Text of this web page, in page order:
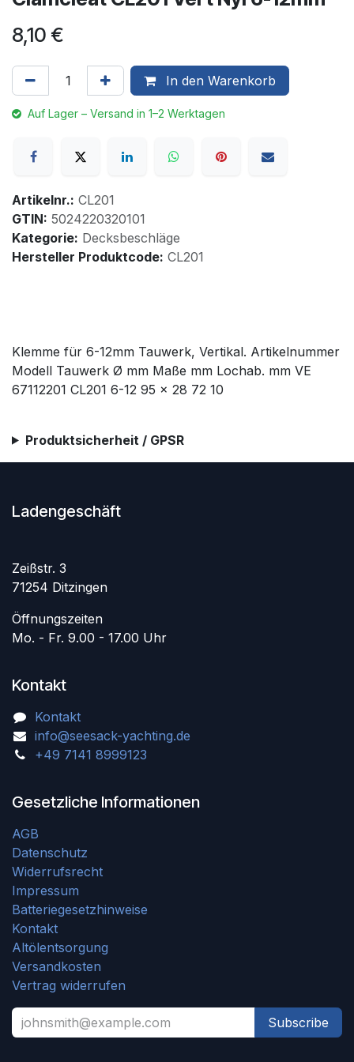
8,10 €
In den Warenkorb
Auf Lager – Versand in 1–2 Werktagen
Artikelnr.: CL201
GTIN: 5024220320101
Kategorie: Decksbeschläge
Hersteller Produktcode: CL201
Klemme für 6-12mm Tauwerk, Vertikal. Artikelnummer
Modell Tauwerk Ø mm Maße mm Lochab. mm VE
67112201 CL201 6-12 95 x 28 72 10
Produktsicherheit / GPSR
Ladengeschäft
Zeißstr. 3
71254 Ditzingen
Öffnungszeiten
Mo. - Fr. 9.00 - 17.00 Uhr
Kontakt
Kontakt
info@seesack-yachting.de
+49 7141 8999123
Gesetzliche Informationen
AGB
Datenschutz
Widerrufsrecht
Impressum
Batteriegesetzhinweise
Kontakt
Altölentsorgung
Versandkosten
Vertrag widerrufen
Subscribe